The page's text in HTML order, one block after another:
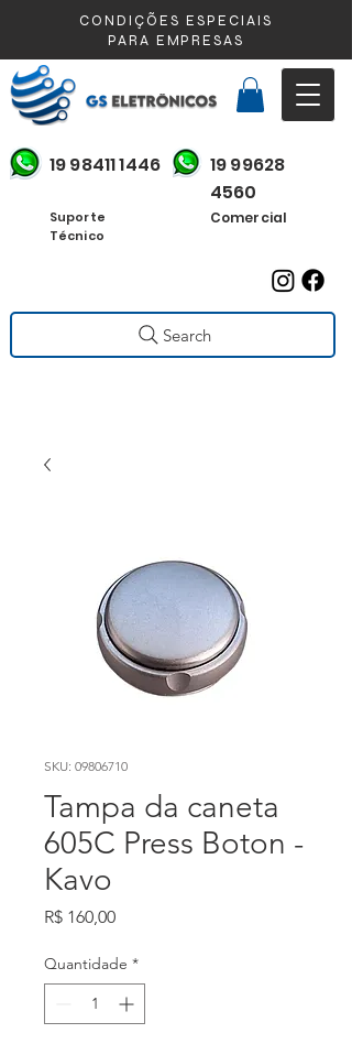
CONDIÇÕES ESPECIAIS
PARA EMPRESAS
19 98411 1446
Suporte
Técnico
19 99628
4560
Comercial
Search
SKU: 09806710
Tampa da caneta
605C Press Boton -
Kavo
R$ 160,00Preço
Quantidade *